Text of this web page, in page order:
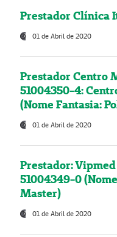
Prestador Clínica
01 de Abril de 2020
Prestador Centro
51004350-4:
(Nome Fantasia:
01 de Abril de 2020
Prestador:
51004349-0
Master)
01 de Abril de 2020